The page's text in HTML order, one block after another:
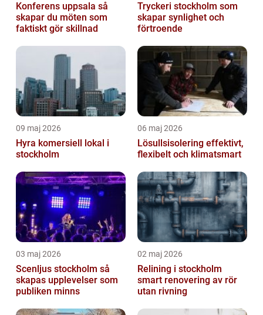
Konferens uppsala så
skapar du möten som
faktiskt gör skillnad
Tryckeri stockholm som
skapar synlighet och
förtroende
09 maj 2026
Hyra komersiell lokal i
stockholm
06 maj 2026
Lösullsisolering effektivt,
flexibelt och klimatsmart
03 maj 2026
Scenljus stockholm så
skapas upplevelser som
publiken minns
02 maj 2026
Relining i stockholm
smart renovering av rör
utan rivning